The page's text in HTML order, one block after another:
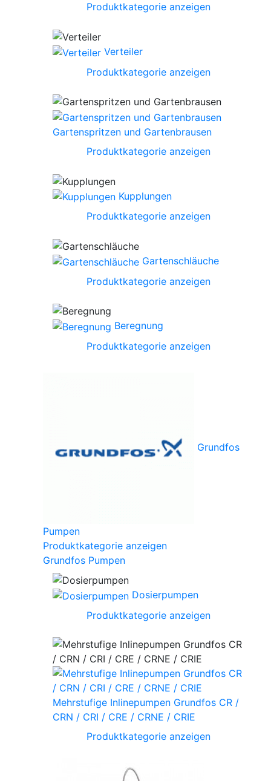
Produktkategorie anzeigen
Verteiler
Produktkategorie anzeigen
Gartenspritzen und Gartenbrausen
Produktkategorie anzeigen
Kupplungen
Produktkategorie anzeigen
Gartenschläuche
Produktkategorie anzeigen
Beregnung
Produktkategorie anzeigen
Grundfos
Pumpen
Produktkategorie anzeigen
Grundfos Pumpen
Dosierpumpen
Produktkategorie anzeigen
Mehrstufige Inlinepumpen Grundfos CR /
CRN / CRI / CRE / CRNE / CRIE
Produktkategorie anzeigen